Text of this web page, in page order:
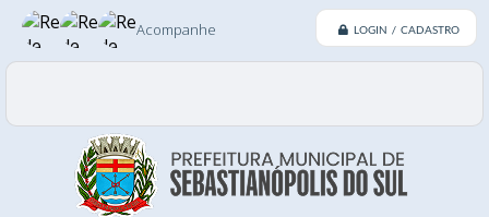
LOGIN / CADASTRO
Acompanhe